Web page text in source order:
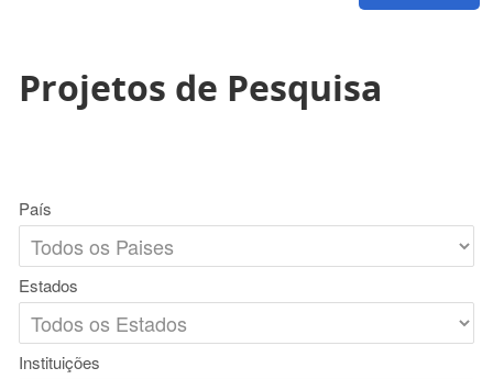
Projetos de Pesquisa
País
Estados
Instituições